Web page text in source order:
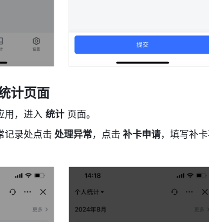
计页面
用，进入 统计 页面。
记录处点击 处理异常，点击 补卡申请，填写补